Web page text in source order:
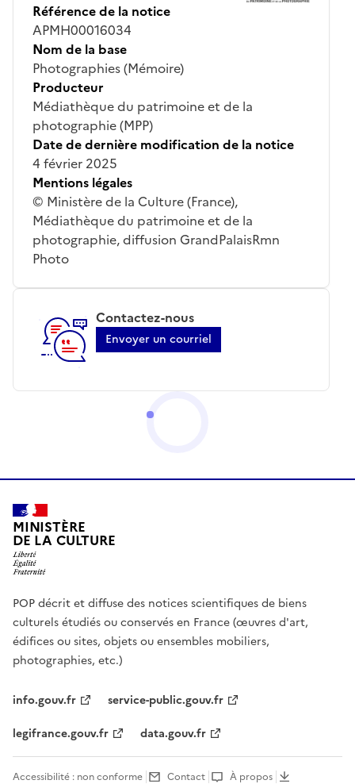
Référence de la notice
APMH00016034
Nom de la base
Photographies (Mémoire)
Producteur
Médiathèque du patrimoine et de la
photographie (MPP)
Date de dernière modification de la notice
4 février 2025
Mentions légales
© Ministère de la Culture (France),
Médiathèque du patrimoine et de la
photographie, diffusion GrandPalaisRmn
Photo
Contactez-nous
Envoyer un courriel
MINISTÈRE
DE LA CULTURE
POP décrit et diffuse des notices scientifiques de biens
culturels étudiés ou conservés en France (œuvres d'art,
édifices ou sites, objets ou ensembles mobiliers,
photographies, etc.)
info.gouv.fr
service-public.gouv.fr
legifrance.gouv.fr
data.gouv.fr
Accessibilité : non conforme Contact À propos